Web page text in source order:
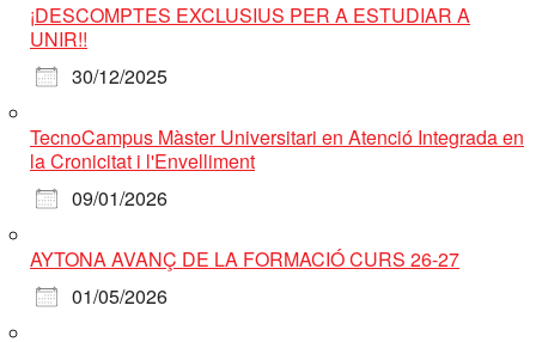
¡DESCOMPTES EXCLUSIUS PER A ESTUDIAR A
UNIR!!
30/12/2025
TecnoCampus Màster Universitari en Atenció Integrada en
la Cronicitat i l'Envelliment
09/01/2026
AYTONA AVANÇ DE LA FORMACIÓ CURS 26-27
01/05/2026